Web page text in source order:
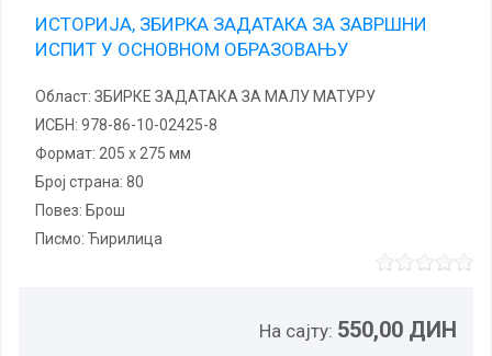
ИСТОРИЈА, ЗБИРКА ЗАДАТАКА ЗА ЗАВРШНИ
ИСПИТ У ОСНОВНОМ ОБРАЗОВАЊУ
Област: ЗБИРКЕ ЗАДАТАКА ЗА МАЛУ МАТУРУ
ИСБН: 978-86-10-02425-8
Формат: 205 x 275 мм
Број страна: 80
повез: Брош
Писмо: Ћирилица
На сајту: 550,00 ДИН